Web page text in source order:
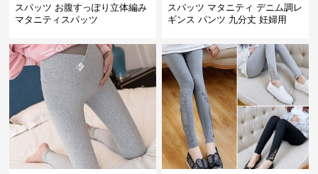
スパッツ お腹すっぽり立体編み
マタニティスパッツ
スパッツ マタニティ デニム調レ
ギンス パンツ 九分丈 妊婦用